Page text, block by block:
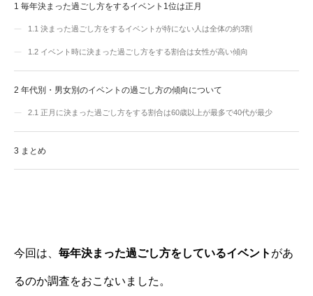
1 毎年決まった過ごし方をするイベント1位は正月
1.1 決まった過ごし方をするイベントが特にない人は全体の約3割
1.2 イベント時に決まった過ごし方をする割合は女性が高い傾向
2 年代別・男女別のイベントの過ごし方の傾向について
2.1 正月に決まった過ごし方をする割合は60歳以上が最多で40代が最少
3 まとめ
今回は、 毎年決まった過ごし方をしているイベント があ
るのか調査をおこないました。